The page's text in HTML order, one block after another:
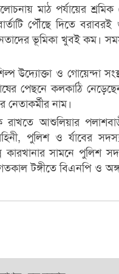
মাঠ পর্যায়ের
পৌঁছে দিতে
ভূমিকা খুবই কম।
উদ্যোক্তা ও গোয়েন্দা
পেছনে কলকাঠি
নেতাকর্মীর নাম।
রাখতে আশুলিয়ার
পুলিশ ও র্যাবের
কারখানার সামনে পুলিশ
টঙ্গীতে বিএনপি ও